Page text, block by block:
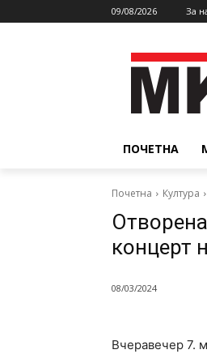
09/08/2026 За
ПОЧЕТНА
Почетна Култура
концерт
08/03/2024
Вчеравечер 7.